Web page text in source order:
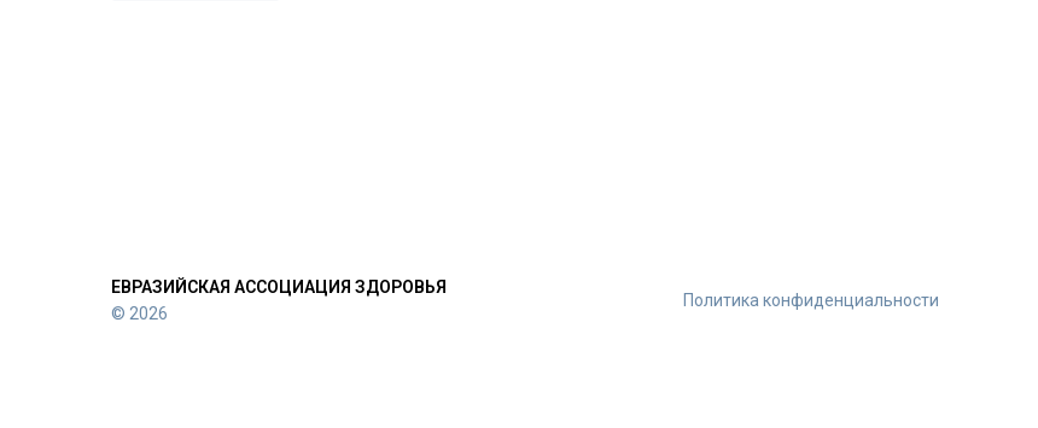
ЕВРАЗИЙСКАЯ АССОЦИАЦИЯ ЗДОРОВЬЯ
© 2026
Политика конфиденциальности